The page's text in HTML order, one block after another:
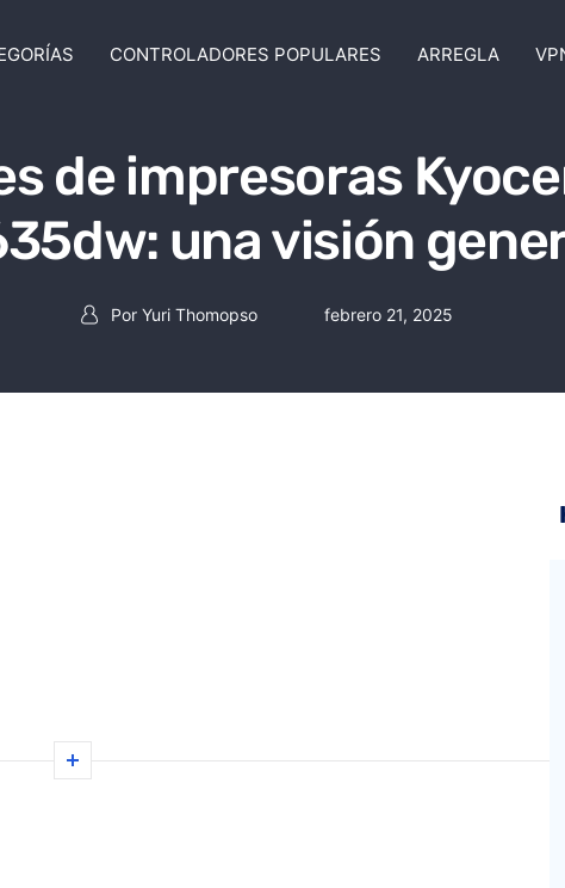
CONTROLADORES POPULARES ARREGLA
de impresoras
una visión
Post autor
Por Yuri Thomopso febrero 21, 2025